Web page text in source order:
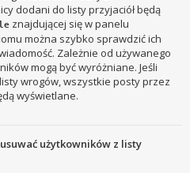
dodani do listy przyjaciół będą
znajdującej się w panelu
można szybko sprawdzić ich
Zależnie od używanego
mogą być wyróżniane. Jeśli
wrogów, wszystkie posty przez
wyświetlane.
użytkowników z listy